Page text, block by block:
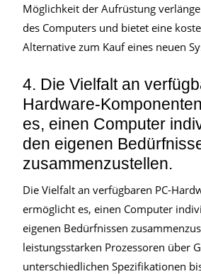
Möglichkeit der Aufrüstung
des Computers und bietet eine
Alternative zum Kauf eines neuen
4. Die Vielfalt an
Hardware-
es, einen Computer
den eigenen
zusammenzustellen.
Die Vielfalt an verfügbaren PC-
ermöglicht es, einen Computer
eigenen Bedürfnissen
leistungsstarken Prozessoren über
unterschiedlichen Spezifikationen